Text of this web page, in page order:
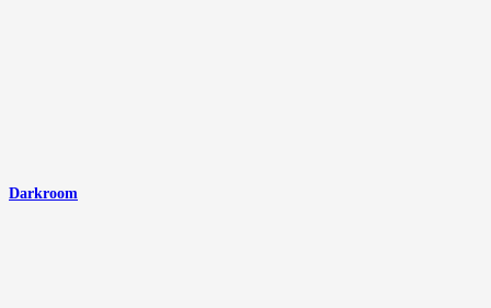
Darkroom